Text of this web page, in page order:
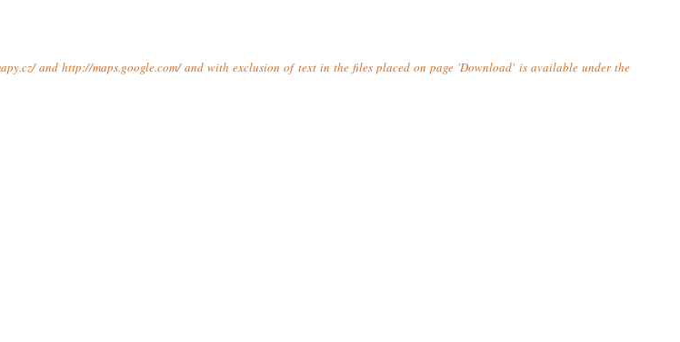
and http://maps.google.com/ and with exclusion of text in the files placed on page 'Download' is available under the